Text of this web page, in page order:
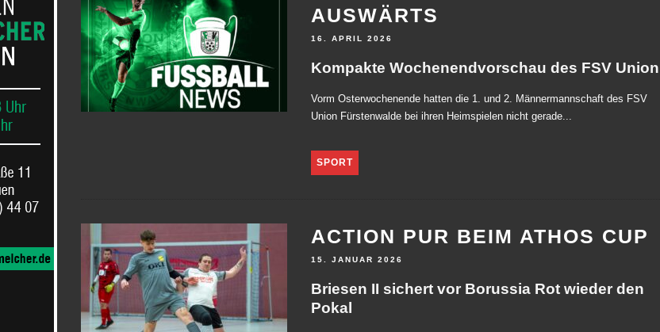
AUSWÄRTS
16. APRIL 2026
Kompakte Wochenendvorschau des FSV Union
Vorm Osterwochenende hatten die 1. und 2. Männermannschaft des FSV
Union Fürstenwalde bei ihren Heimspielen nicht gerade...
SPORT
ACTION PUR BEIM ATHOS CUP
15. JANUAR 2026
Briesen II sichert vor Borussia Rot wieder den
Pokal